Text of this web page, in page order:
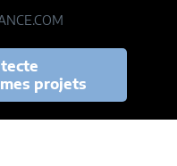
projets